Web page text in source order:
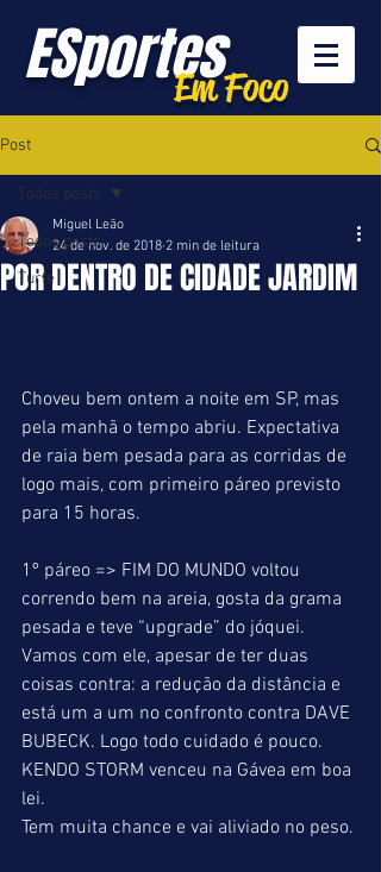
ESportesEm Foco
Post
Todos posts
Turfe
Todos posts
POR DENTRO DE CIDADE JARDIM
Miguel Leão
24 de nov. de 2018 2 min de leitura
Choveu bem ontem a noite em SP, mas
pela manhã o tempo abriu. Expectativa
de raia bem pesada para as corridas de
logo mais, com primeiro páreo previsto
para 15 horas.
1º páreo => FIM DO MUNDO voltou
correndo bem na areia, gosta da grama
pesada e teve “upgrade” do jóquei.
Vamos com ele, apesar de ter duas
coisas contra: a redução da distância e
está um a um no confronto contra DAVE
BUBECK. Logo todo cuidado é pouco.
KENDO STORM venceu na Gávea em boa
lei.
Tem muita chance e vai aliviado no peso.